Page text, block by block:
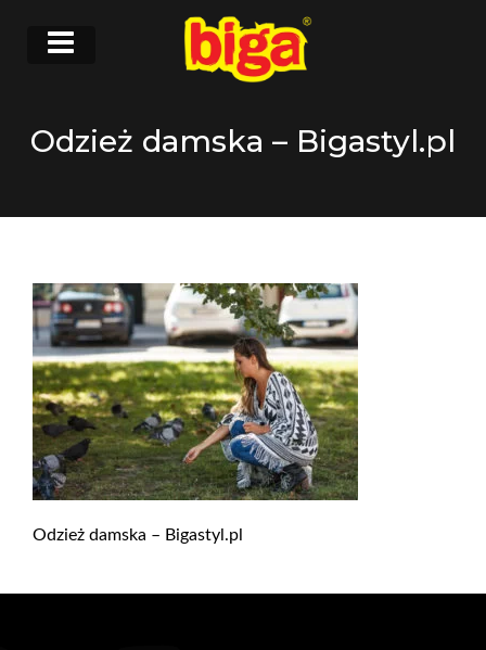
Odzież damska – Bigastyl.pl
Odzież damska – Bigastyl.pl